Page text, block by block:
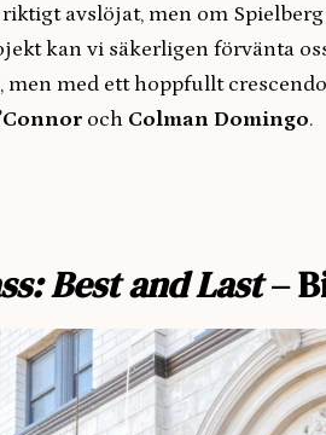
avslöjat, men om
kan vi säkerligen förvänta
med ett hoppfullt
och Colman Domingo.
Best and Last–